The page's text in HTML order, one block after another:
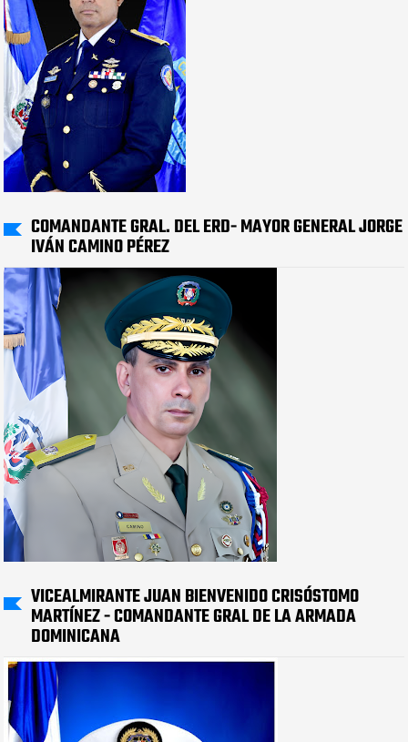
COMANDANTE GRAL. DEL ERD- MAYOR GENERAL JORGE
IVÁN CAMINO PÉREZ
VICEALMIRANTE JUAN BIENVENIDO CRISÓSTOMO
MARTÍNEZ - COMANDANTE GRAL DE LA ARMADA
DOMINICANA